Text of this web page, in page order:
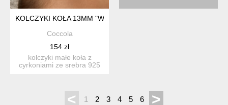
KOLCZYKI KOŁA 13MM "WHITE BELLE" Z CYRKONIAMI -
Coccola
154 zł
kolczyki małe koła z
cyrkoniami ze srebra 925
< 1 2 3 4 5 6 >